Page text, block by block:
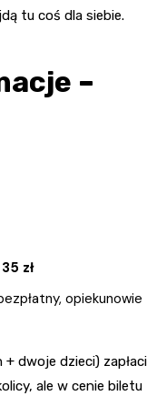
tu coś dla siebie.
–
35 zł
opiekunowie
dwoje dzieci) zapłaci
ale w cenie biletu